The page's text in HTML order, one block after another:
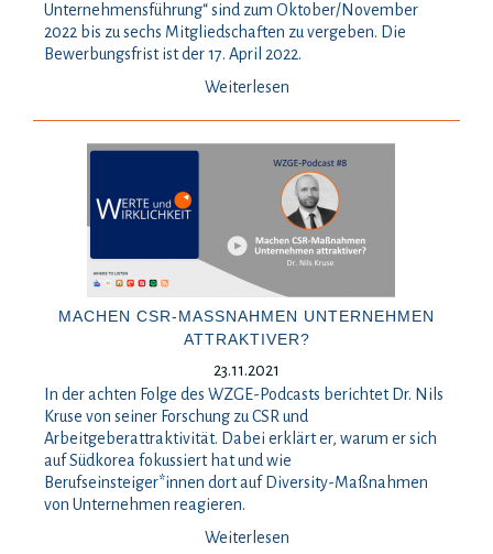
Unternehmensführung“ sind zum Oktober/November
2022 bis zu sechs Mitgliedschaften zu vergeben. Die
Bewerbungsfrist ist der 17. April 2022.
Weiterlesen
MACHEN CSR-MASSNAHMEN UNTERNEHMEN A
TTRAKTIVER?
23.11.2021
In der achten Folge des WZGE-Podcasts berichtet Dr. Nils
Kruse von seiner Forschung zu CSR und
Arbeitgeberattraktivität. Dabei erklärt er, warum er sich
auf Südkorea fokussiert hat und wie
Berufseinsteiger*innen dort auf Diversity-Maßnahmen
von Unternehmen reagieren.
Weiterlesen